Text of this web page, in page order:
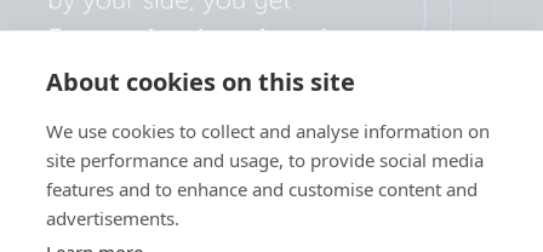
About cookies on this site
We use cookies to collect and analyse information on
site performance and usage, to provide social media
features and to enhance and customise content and
advertisements.